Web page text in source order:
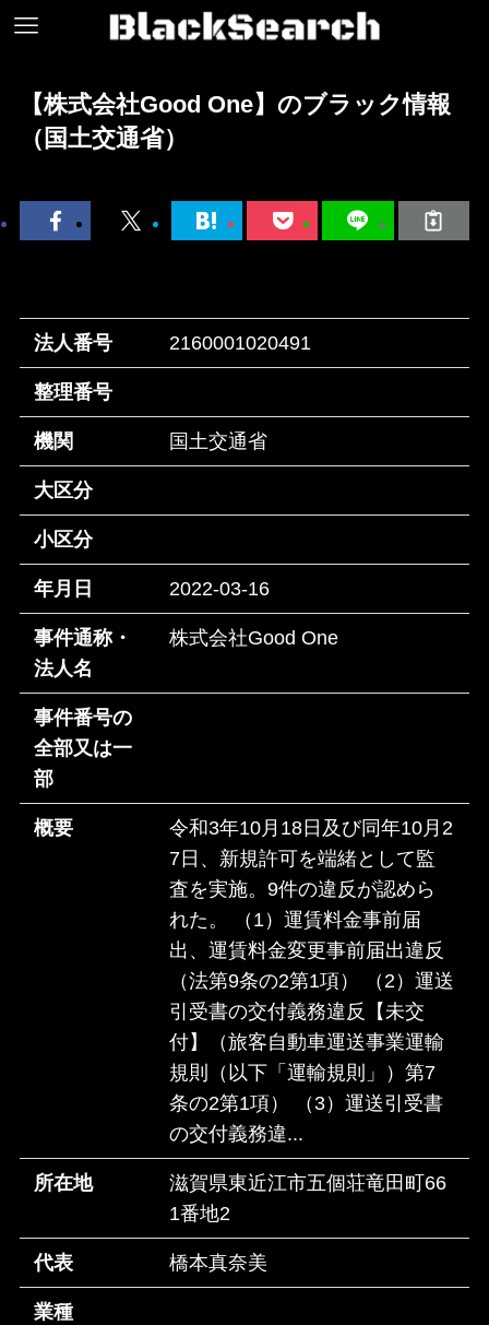
【株式会社Good One】のブラック情報
（国土交通省）
法人番号 2160001020491
整理番号
機関 国土交通省
大区分
小区分
年月日 2022-03-16
事件通称・
法人名
株式会社Good One
事件番号の
全部又は一
部
概要
令和3年10月18日及び同年10月2
7日、新規許可を端緒として監
査を実施。9件の違反が認めら
れた。 （1）運賃料金事前届
出、運賃料金変更事前届出違反
（法第9条の2第1項） （2）運送
引受書の交付義務違反【未交
付】（旅客自動車運送事業運輸
規則（以下「運輸規則」）第7
条の2第1項） （3）運送引受書
の交付義務違...
所在地
滋賀県東近江市五個荘竜田町66
1番地2
代表 橋本真奈美
業種